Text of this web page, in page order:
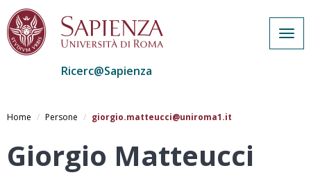
al
principale
Ricerc@Sapienza
Home Persone giorgio.matteucci@uniroma1.it
Giorgio Matteucci